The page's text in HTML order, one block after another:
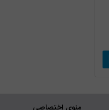
منوی اختصاصی